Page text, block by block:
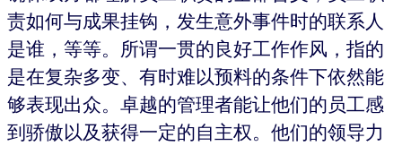
责如何与成果挂钩，发生意外事件时的联系人
是谁，等等。所谓一贯的良好工作作风，指的
是在复杂多变、有时难以预料的条件下依然能
够表现出众。卓越的管理者能让他们的员工感
到骄傲以及获得一定的自主权。他们的领导力